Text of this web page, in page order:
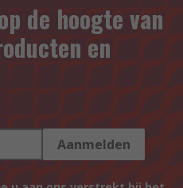
de hoogte van
en
Aanmelden